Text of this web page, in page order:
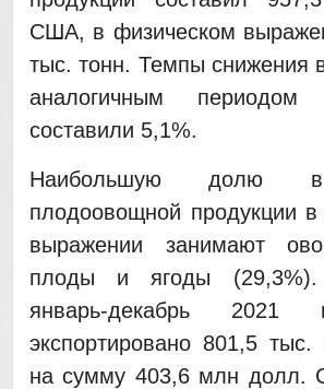
США, в физическом
тыс. тонн. Темпы снижения
аналогичным
составили 5,1%.
Наибольшую долю в
плодоовощной продукции в
выражении занимают
плоды и ягоды
январь-декабрь
экспортировано 801,5
на сумму 403,6 млн долл.